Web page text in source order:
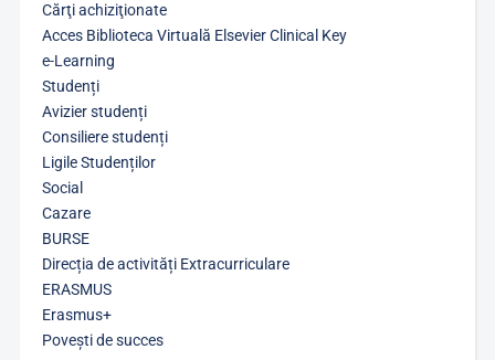
Cărţi achiziţionate
Acces Biblioteca Virtuală Elsevier Clinical Key
e-Learning
Studenți
Avizier studenți
Consiliere studenți
Ligile Studenților
Social
Cazare
BURSE
Direcția de activități Extracurriculare
ERASMUS
Erasmus+
Povești de succes